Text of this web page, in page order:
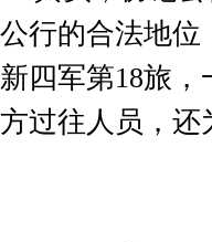
公行的合法地位
新四军第18旅，
方过往人员，还